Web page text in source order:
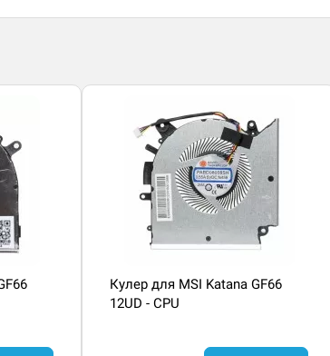
Кулер для MSI Katana GF66
12UD - CPU